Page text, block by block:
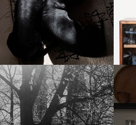
stellaharasek